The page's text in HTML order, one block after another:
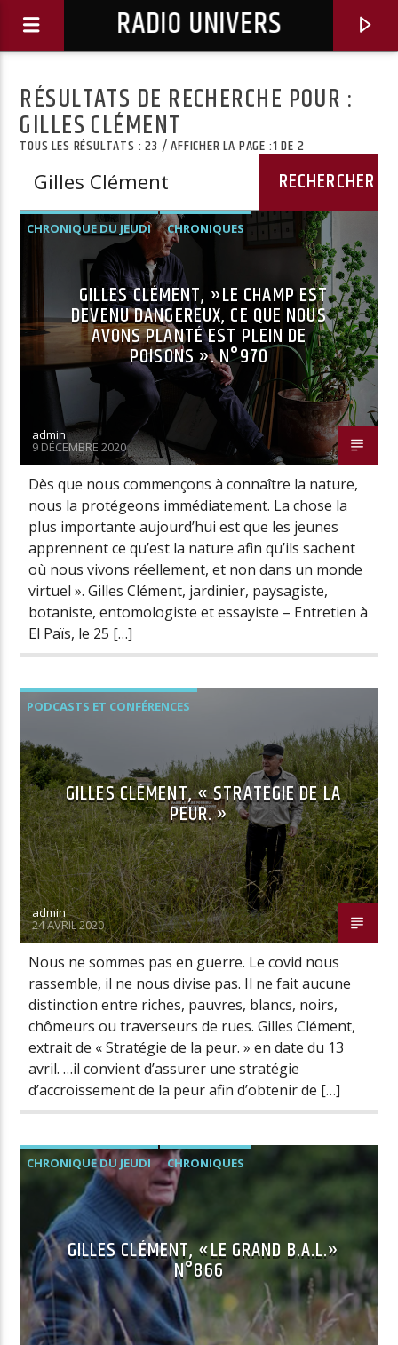
RADIO UNIVERS
Titre diffusé :
RÉSULTATS DE RECHERCHE POUR :
GILLES CLÉMENT
TOUS LES RÉSULTATS : 23 / AFFICHER LA PAGE :1 DE 2
CHRONIQUE DU JEUDI CHRONIQUES
GILLES CLÉMENT, »LE CHAMP EST
DEVENU DANGEREUX, CE QUE NOUS
AVONS PLANTÉ EST PLEIN DE
POISONS ». N°970
admin
9 DÉCEMBRE 2020
Dès que nous commençons à connaître la nature,
nous la protégeons immédiatement. La chose la
plus importante aujourd’hui est que les jeunes
apprennent ce qu’est la nature afin qu’ils sachent
où nous vivons réellement, et non dans un monde
virtuel ». Gilles Clément, jardinier, paysagiste,
botaniste, entomologiste et essayiste – Entretien à
El Païs, le 25 […]
PODCASTS ET CONFÉRENCES
GILLES CLÉMENT, « STRATÉGIE DE LA
PEUR. »
admin
24 AVRIL 2020
Nous ne sommes pas en guerre. Le covid nous
rassemble, il ne nous divise pas. Il ne fait aucune
distinction entre riches, pauvres, blancs, noirs,
chômeurs ou traverseurs de rues. Gilles Clément,
extrait de « Stratégie de la peur. » en date du 13
avril. …il convient d’assurer une stratégie
d’accroissement de la peur afin d’obtenir de […]
CHRONIQUE DU JEUDI
CHRONIQUES
LOGOSPHERE
PODCASTS ET CONFÉRENCES
GILLES CLÉMENT, «LE GRAND B.A.L.»
N°866